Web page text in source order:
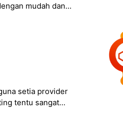
mudah dan
setia provider
tentu sangat